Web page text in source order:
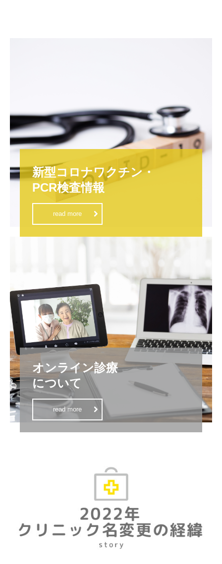
新型コロナワクチン・
PCR検査情報
read more
オンライン診療
について
read more